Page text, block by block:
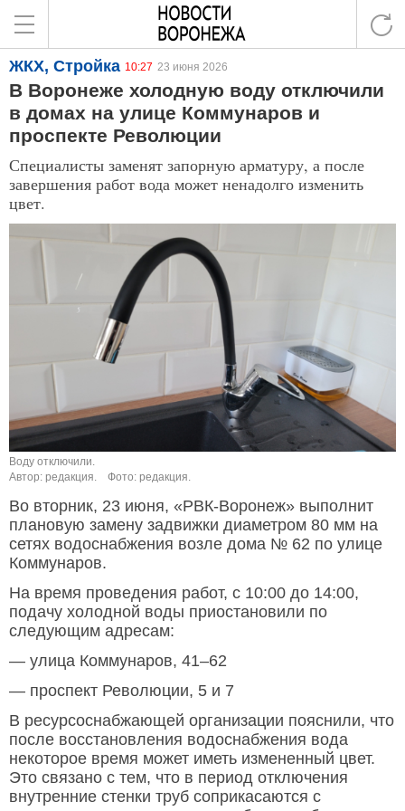
ЖКХ, Стройка 10:27 23 июня 2026
В Воронеже холодную воду отключили
в домах на улице Коммунаров и
проспекте Революции
Специалисты заменят запорную арматуру, а после
завершения работ вода может ненадолго изменить
цвет.
Воду отключили.
Автор: редакция.
Фото: редакция.
Во вторник, 23 июня, «РВК-Воронеж» выполнит
плановую замену задвижки диаметром 80 мм на
сетях водоснабжения возле дома № 62 по улице
Коммунаров.
На время проведения работ, с 10:00 до 14:00,
подачу холодной воды приостановили по
следующим адресам:
— улица Коммунаров, 41–62
— проспект Революции, 5 и 7
В ресурсоснабжающей организации пояснили, что
после восстановления водоснабжения вода
некоторое время может иметь измененный цвет.
Это связано с тем, что в период отключения
внутренние стенки труб соприкасаются с